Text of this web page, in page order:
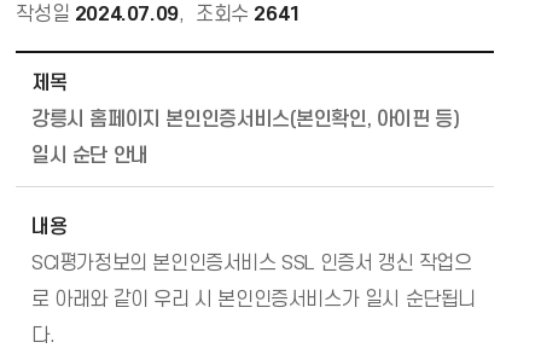
작성일 2024.07.09, 조회수 2641
제목
강릉시 홈페이지 본인인증서비스(본인확인, 아이핀 등)
일시 순단 안내
내용
SCI평가정보의 본인인증서비스 SSL 인증서 갱신 작업으
로 아래와 같이 우리 시 본인인증서비스가 일시 순단됩니
다.